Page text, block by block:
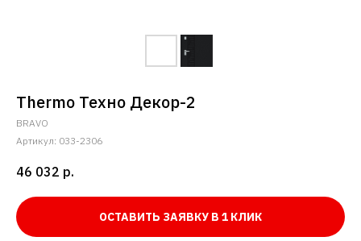
Thermo Техно Декор-2
BRAVO
Артикул: 033-2306
46 032 р.
ОСТАВИТЬ ЗАЯВКУ В 1 КЛИК